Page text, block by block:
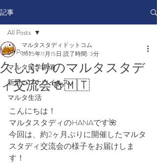
記事
All Posts
マルタ留学準備
新型コロナウイルス
マルタ生活
All Posts
久しぶりのマルタスタデ
ィ交流会🍻🇲🇹
マルタスタディドットコム
2025年11月15日 読了時間: 3分
こんにちは！
マルタスタディのHANAです🌺
今回は、約2ヶ月ぶりに開催したマルタ
スタディ交流会の様子をお届けしま
す！